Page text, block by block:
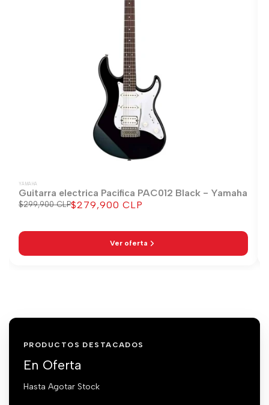
YAMAHA
Guitarra electrica Pacifica PAC012 Black - Yamaha
Precio
$299,900 CLPPrecio
$279,900 CLP
Ver oferta
PRODUCTOS DESTACADOS
En Oferta
Hasta Agotar Stock